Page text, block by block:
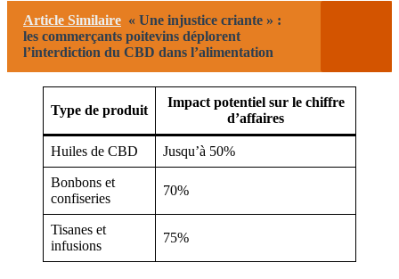
Article Similaire « Une injustice criante » :
les commerçants poitevins déplorent
l’interdiction du CBD dans l’alimentation
Type de produit
Impact potentiel sur le chiffre
d’affaires
Huiles de CBD Jusqu’à 50%
Bonbons et
confiseries
70%
Tisanes et
infusions
75%